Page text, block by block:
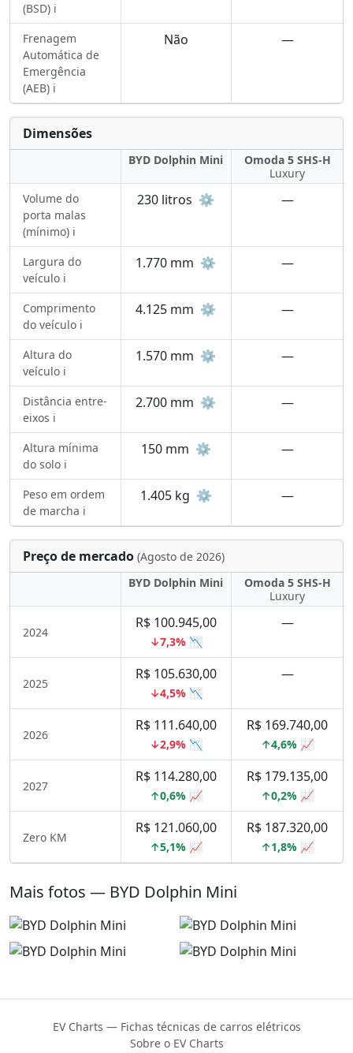
(BSD) ℹ️
Frenagem
Automática de
Emergência
(AEB) ℹ️
Não —
Dimensões
BYD Dolphin Mini
Omoda 5 SHS-H
Luxury
Volume do
porta malas
(mínimo) ℹ️
230 litros ⚙️ —
Largura do
veículo ℹ️
1.770 mm ⚙️ —
Comprimento
do veículo ℹ️
4.125 mm ⚙️ —
Altura do
veículo ℹ️
1.570 mm ⚙️ —
Distância entre-
eixos ℹ️
2.700 mm ⚙️ —
Altura mínima
do solo ℹ️
150 mm ⚙️ —
Peso em ordem
de marcha ℹ️
1.405 kg ⚙️ —
Preço de mercado (Agosto de 2026)
BYD Dolphin Mini
Omoda 5 SHS-H
Luxury
2024
R$ 100.945,00
↓7,3% 📉
—
2025
R$ 105.630,00
↓4,5% 📉
—
2026
R$ 111.640,00
↓2,9% 📉
R$ 169.740,00
↑4,6% 📈
2027
R$ 114.280,00
↑0,6% 📈
R$ 179.135,00
↑0,2% 📈
Zero KM
R$ 121.060,00
↑5,1% 📈
R$ 187.320,00
↑1,8% 📈
Mais fotos — BYD Dolphin Mini
EV Charts — Fichas técnicas de carros elétricos
Sobre o EV Charts